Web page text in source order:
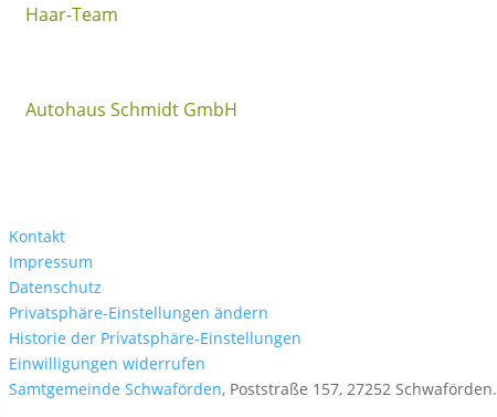
Haar-Team
Autohaus Schmidt GmbH
Kontakt
Impressum
Datenschutz
Privatsphäre-Einstellungen ändern
Historie der Privatsphäre-Einstellungen
Einwilligungen widerrufen
Samtgemeinde Schwaförden, Poststraße 157, 27252 Schwaförden.